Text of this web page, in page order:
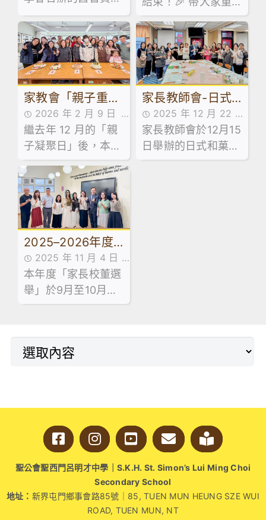
活動已於 7 月 13 日
順利舉行！當日禮堂
熱鬧非凡，大批家長
同學滿載而歸！🥰
溫當日嘅歡樂時光！
家教會「親子重聚
日：輕食製作工作
坊」
2026 年 2 月 9 日
家校合作,家長教師會
活動花絮
繼去年 12 月的「親
子凝聚日」後，本校
家長教師會於 1 月
31 日舉辦了「親子
重聚日 —— 輕食製
作工作坊」。是次活
動旨在透過廚藝體
驗，為家長與子女建
立一個共同協作的平
台，實踐正向溝通。
家長教師會-日式
和菓子工作坊
家長教師會活動花絮,
活動花絮
家長教師會於12月15
日舉辦的日式和菓子
工作坊反應熱烈，參
2025–2026年度
家長校董選舉結果
2025 年 11 月 4 日
家長教師會活動花絮,
最新消息,活動花絮
本年度「家長校董選
舉」於9月至10月期
間順利舉行，在校友
湯皓勛校長及選舉主
任李建豪副校長的見
聖公會聖西門呂明才中學｜S.K.H. St. Simon’s Lui Ming Choi
Secondary School
地址： 新界屯門鄉事會路85號｜85, TUEN MUN HEUNG SZE WUI
ROAD, TUEN MUN, NT